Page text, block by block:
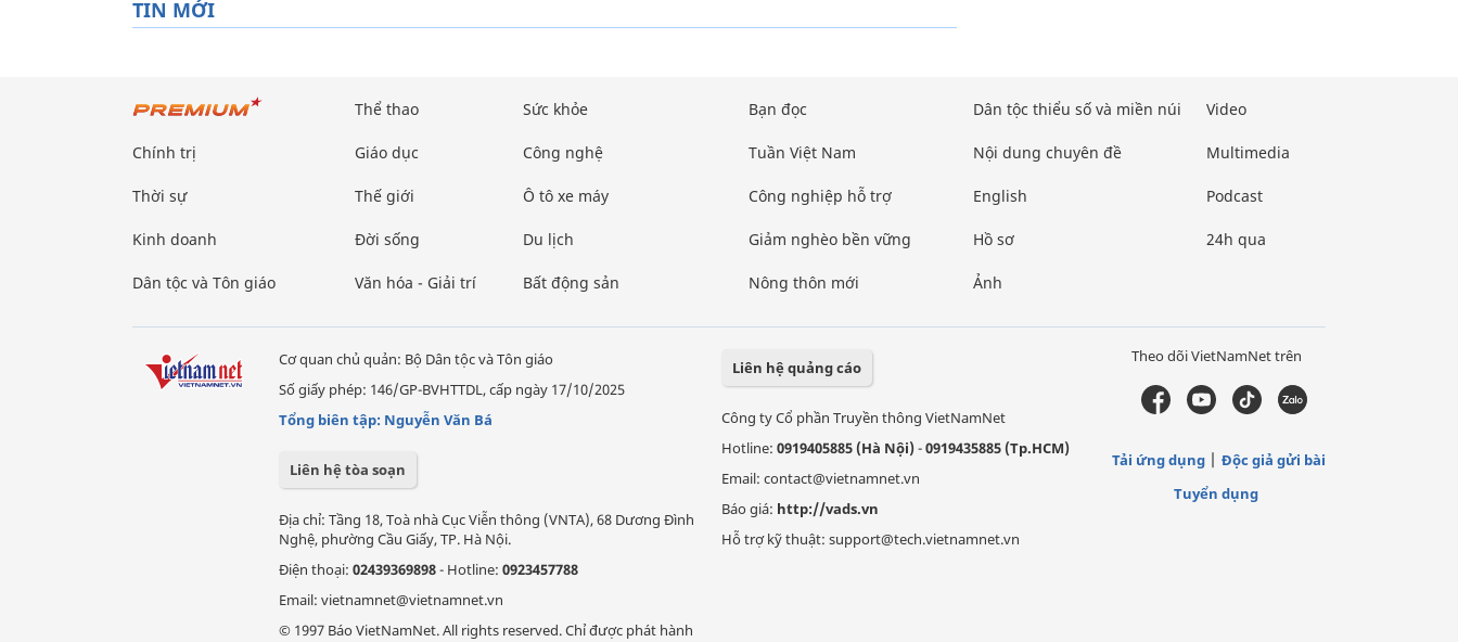
TIN MỚI
Chính trị
Thời sự
Kinh doanh
Dân tộc và Tôn giáo
Thể thao
Giáo dục
Thế giới
Đời sống
Văn hóa - Giải trí
Sức khỏe
Công nghệ
Ô tô xe máy
Du lịch
Bất động sản
Bạn đọc
Tuần Việt Nam
Công nghiệp hỗ trợ
Giảm nghèo bền vững
Nông thôn mới
Dân tộc thiểu số và miền núi
Nội dung chuyên đề
English
Hồ sơ
Ảnh
Video
Multimedia
Podcast
24h qua
Cơ quan chủ quản: Bộ Dân tộc và Tôn giáo
Số giấy phép: 146/GP-BVHTTDL, cấp ngày 17/10/2025
Tổng biên tập: Nguyễn Văn Bá
Liên hệ tòa soạn
Địa chỉ: Tầng 18, Toà nhà Cục Viễn thông (VNTA), 68 Dương Đình
Nghệ, phường Cầu Giấy, TP. Hà Nội.
Điện thoại: 02439369898- Hotline: 0923457788
Email: vietnamnet@vietnamnet.vn
© 1997 Báo VietNamNet. All rights reserved. Chỉ được phát hành
Liên hệ quảng cáo
Công ty Cổ phần Truyền thông VietNamNet
Hotline: 0919405885 (Hà Nội)-0919435885 (Tp.HCM)
Email: contact@vietnamnet.vn
Báo giá: http://vads.vn
Hỗ trợ kỹ thuật: support@tech.vietnamnet.vn
Theo dõi VietNamNet trên
Tải ứng dụng
Độc giả gửi bài
Tuyển dụng